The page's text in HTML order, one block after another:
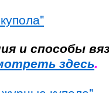
и способы
здесь.